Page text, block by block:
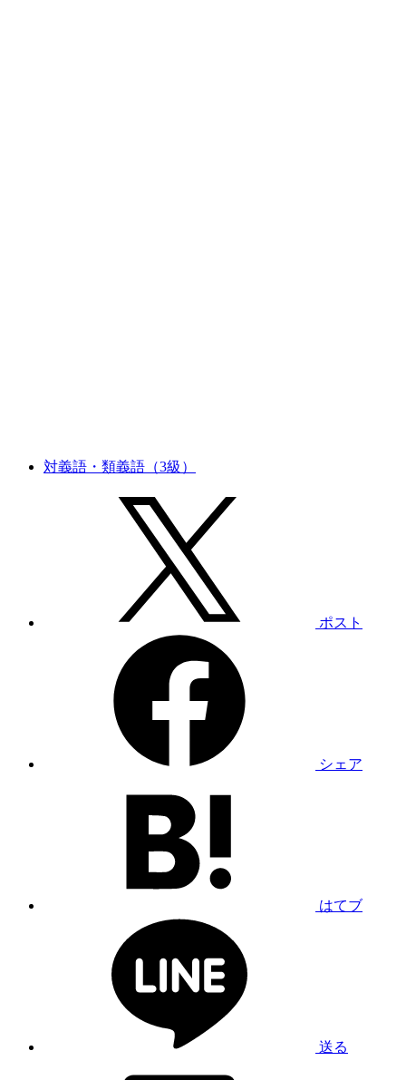
対義語・類義語（3級）
ポスト
シェア
はてブ
送る